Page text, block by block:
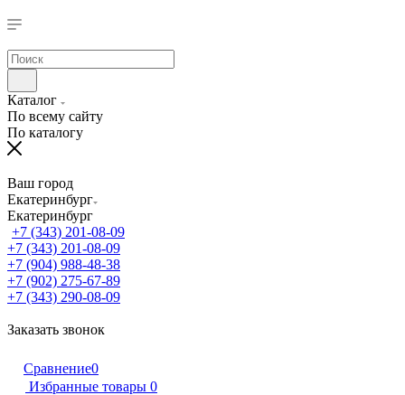
Каталог
По всему сайту
По каталогу
Ваш город
Екатеринбург
Екатеринбург
+7 (343) 201-08-09
+7 (343) 201-08-09
+7 (904) 988-48-38
+7 (902) 275-67-89
+7 (343) 290-08-09
Заказать звонок
Сравнение0
Избранные товары 0